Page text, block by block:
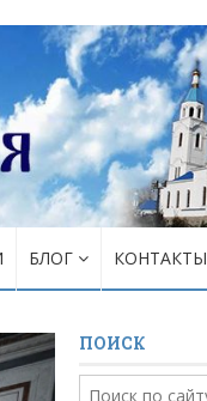
БЛОГ КОНТАКТЫ
ПОИСК